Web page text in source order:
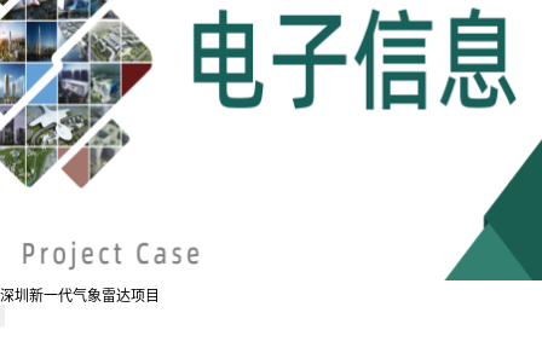
深圳新一代气象雷达项目